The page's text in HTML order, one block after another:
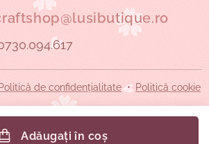
Adăugați în coș
Politică de confidențialitate Politică cookie